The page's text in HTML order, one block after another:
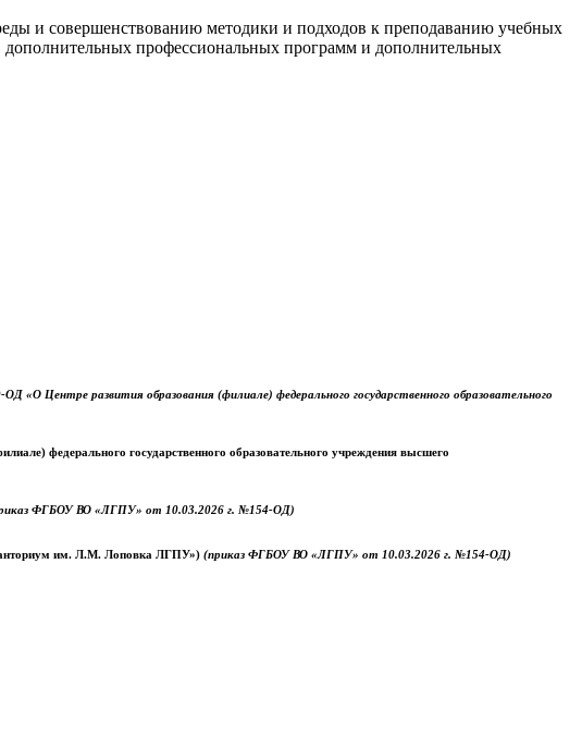
и совершенствованию методики и подходов к преподаванию учебных
дополнительных профессиональных программ и дополнительных
Центре развития образования (филиале) федерального государственного образовательного
федерального государственного образовательного учреждения высшего
ФГБОУ ВО «ЛГПУ» от 10.03.2026 г. №154-ОД)
им. Л.М. Лоповка ЛГПУ») (приказ ФГБОУ ВО «ЛГПУ» от 10.03.2026 г. №154-ОД)